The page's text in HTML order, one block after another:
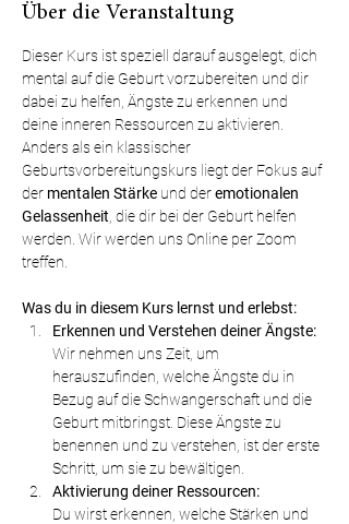
Über die Veranstaltung
Dieser Kurs ist speziell darauf ausgelegt, dich
mental auf die Geburt vorzubereiten und dir
dabei zu helfen, Ängste zu erkennen und
deine inneren Ressourcen zu aktivieren.
Anders als ein klassischer
Geburtsvorbereitungskurs liegt der Fokus auf
der mentalen Stärke und der emotionalen
Gelassenheit , die dir bei der Geburt helfen
werden. Wir werden uns Online per Zoom
treffen.
Was du in diesem Kurs lernst und erlebst:
Erkennen und Verstehen deiner Ängste:
Wir nehmen uns Zeit, um
herauszufinden, welche Ängste du in
Bezug auf die Schwangerschaft und die
Geburt mitbringst. Diese Ängste zu
benennen und zu verstehen, ist der erste
Schritt, um sie zu bewältigen.
Aktivierung deiner Ressourcen:
Du wirst erkennen, welche Stärken und